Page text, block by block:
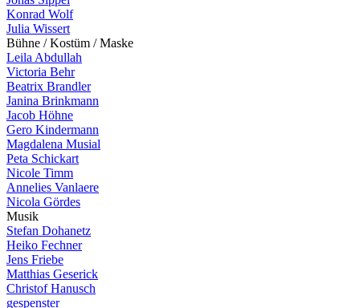
Konrad Wolf
Julia Wissert
Bühne / Kostüm / Maske
Leila Abdullah
Victoria Behr
Beatrix Brandler
Janina Brinkmann
Jacob Höhne
Gero Kindermann
Magdalena Musial
Peta Schickart
Nicole Timm
Annelies Vanlaere
Nicola Gördes
Musik
Stefan Dohanetz
Heiko Fechner
Jens Friebe
Matthias Geserick
Christof Hanusch
gespenster